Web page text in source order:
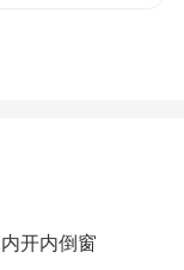
内开内倒窗